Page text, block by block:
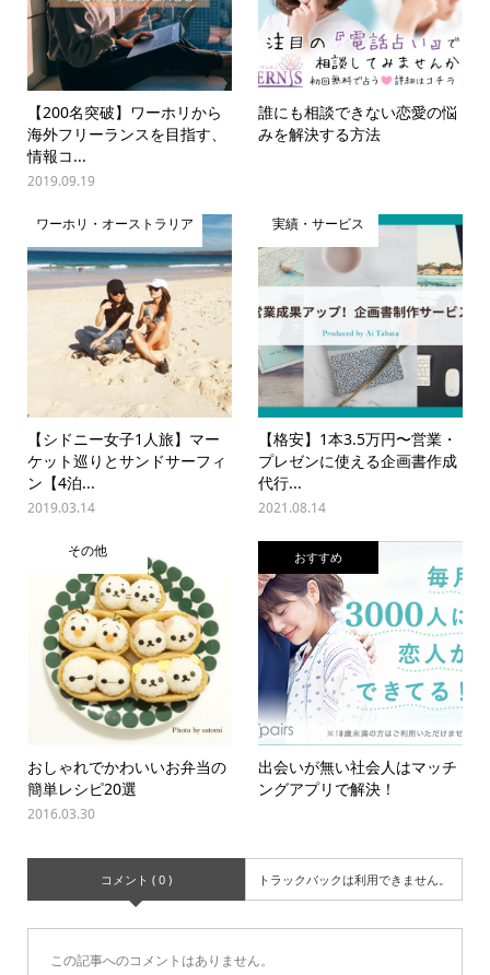
【200名突破】ワーホリから
海外フリーランスを目指す、
情報コ...
2019.09.19
誰にも相談できない恋愛の悩
みを解決する方法
ワーホリ・オーストラリア
【シドニー女子1人旅】マー
ケット巡りとサンドサーフィ
ン【4泊...
2019.03.14
実績・サービス
【格安】1本3.5万円〜営業・
プレゼンに使える企画書作成
代行...
2021.08.14
その他
おしゃれでかわいいお弁当の
簡単レシピ20選
2016.03.30
おすすめ
出会いが無い社会人はマッチ
ングアプリで解決！
コメント ( 0 ) トラックバックは利用できません。
この記事へのコメントはありません。